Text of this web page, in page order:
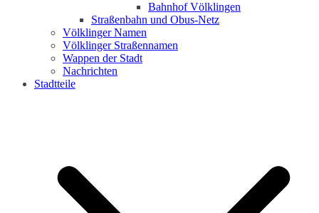
Bahnhof Völklingen
Straßenbahn und Obus-Netz
Völklinger Namen
Völklinger Straßennamen
Wappen der Stadt
Nachrichten
Stadtteile